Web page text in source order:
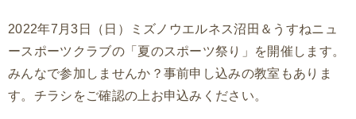
2022年7月3日（日）ミズノウエルネス沼田＆うすねニュ
ースポーツクラブの「夏のスポーツ祭り」を開催します。
みんなで参加しませんか？事前申し込みの教室もありま
す。チラシをご確認の上お申込みください。